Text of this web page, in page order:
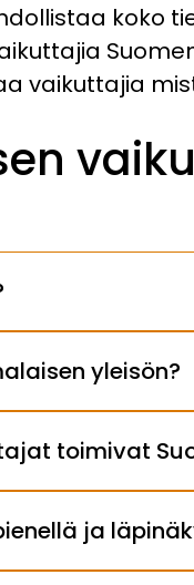
koko
vaikuttajia
yleisön?
toimivat
ja